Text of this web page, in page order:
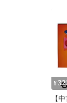
¥
【